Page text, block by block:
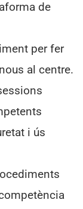
de
per fer
al centre.
i ús